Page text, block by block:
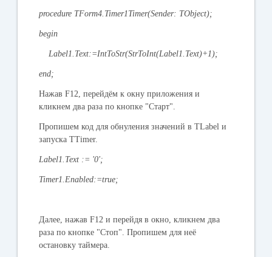
procedure TForm4.Timer1Timer(Sender: TObject);
begin
Label1.Text:=IntToStr(StrToInt(Label1.Text)+1);
end;
Нажав F12, перейдём к окну приложения и
кликнем два раза по кнопке "Старт".
Пропишем код для обнуления значений в TLabel и
запуска TTimer.
Label1.Text := '0';
Timer1.Enabled:=true;
Далее, нажав F12 и перейдя в окно, кликнем два
раза по кнопке "Стоп". Пропишем для неё
остановку таймера.